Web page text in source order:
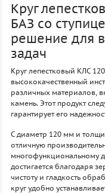
Круг
БАЗ со
решение для
задач
Круг лепестковый КЛС
высококачественный
различных материалов,
камень. Этот продукт
гарантирует его
С диаметр 120 мм и
отличную
многофункциональному
достигается благодаря
чистоту и гладкость
круг удобно